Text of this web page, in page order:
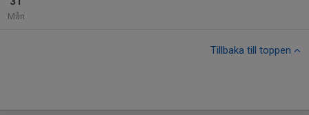
Mån
Tillbaka till toppen